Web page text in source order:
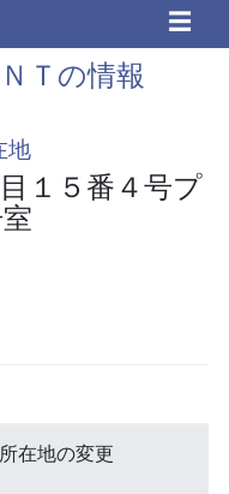
☰
Ｔの情報
地
１５番４号プ
在地の変更